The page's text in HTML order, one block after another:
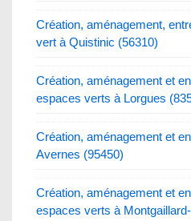
Création, aménagement,
vert à Quistinic (56310)
Création, aménagement et
espaces verts à Lorgues
Création, aménagement et
Avernes (95450)
Création, aménagement et
espaces verts à